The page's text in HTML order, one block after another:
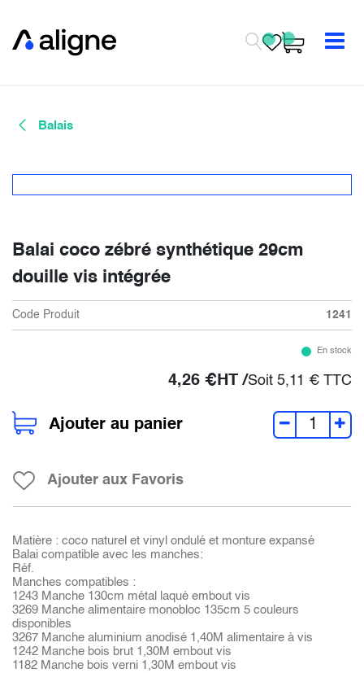
Balais
Balai coco zébré synthétique 29cm
douille vis intégrée
Code Produit 1241
En stock
4,26 €HT /Soit 5,11 € TTC
Ajouter au panier
Ajouter aux Favoris
Matière : coco naturel et vinyl ondulé et monture expansé
Balai compatible avec les manches:
Réf.
Manches compatibles :
1243 Manche 130cm métal laqué embout vis
3269 Manche alimentaire monobloc 135cm 5 couleurs
disponibles
3267 Manche aluminium anodisé 1,40M alimentaire à vis
1242 Manche bois brut 1,30M embout vis
1182 Manche bois verni 1,30M embout vis